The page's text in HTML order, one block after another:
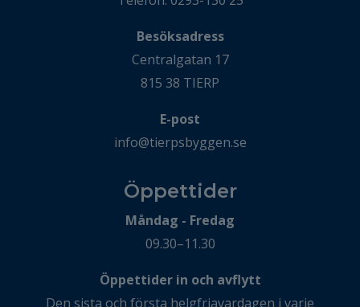
Besöksadress
Centralgatan 17
815 38 TIERP
E-post
info@tierpsbyggen.se
Öppettider
Måndag - Fredag
09.30–11.30
Öppettider in och avflytt
Den sista och första helgfriavardagen i varje